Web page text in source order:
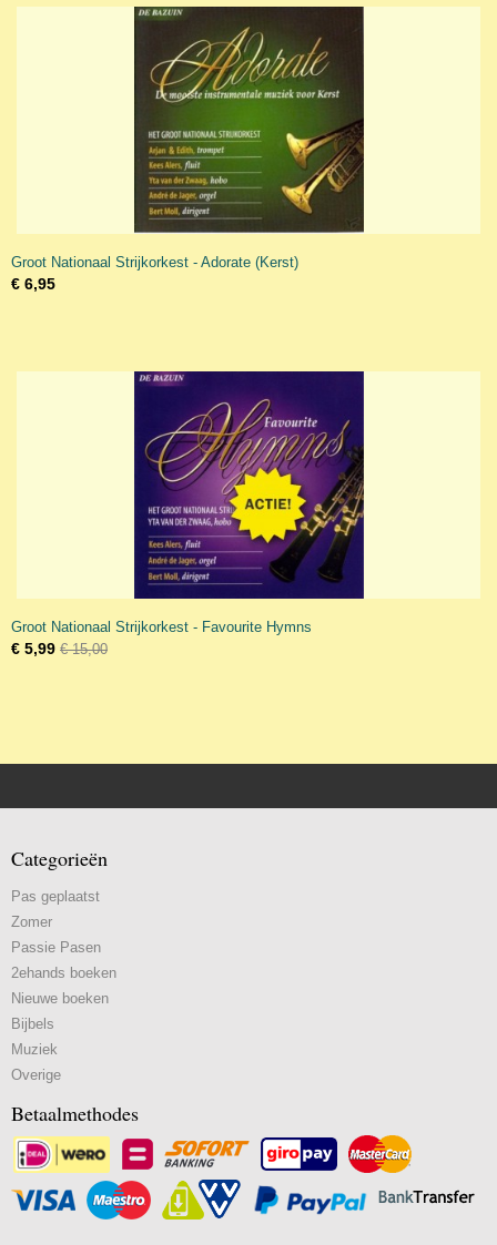
Groot Nationaal Strijkorkest - Adorate (Kerst)
€ 6,95
Groot Nationaal Strijkorkest - Favourite Hymns
€ 5,99 € 15,00
Categorieën
Pas geplaatst
Zomer
Passie Pasen
2ehands boeken
Nieuwe boeken
Bijbels
Muziek
Overige
Betaalmethodes